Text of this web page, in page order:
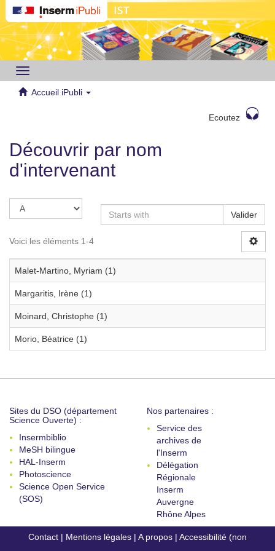
Toggle
navigation
Accueil iPubli
Ecoutez
Découvrir par nom
d'intervenant
Valider
Voici les éléments 1-4
Malet-Martino, Myriam (1)
Margaritis, Irène (1)
Moinard, Christophe (1)
Morio, Béatrice (1)
Sites du DSO (département
Science Ouverte) :
Insermbiblio
MeSH bilingue
HAL-Inserm
Photoscience
Science Open Service
(SOS)
Nos partenaires :
Service des
archives de
l'Inserm
Délégation
Régionale
Inserm
Auvergne
Rhône Alpes
Contact | Mentions légales | A propos | Accessibilité (non